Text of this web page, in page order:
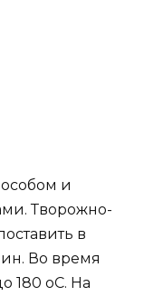
и
Творожно-
в
Во время
180 оС. На